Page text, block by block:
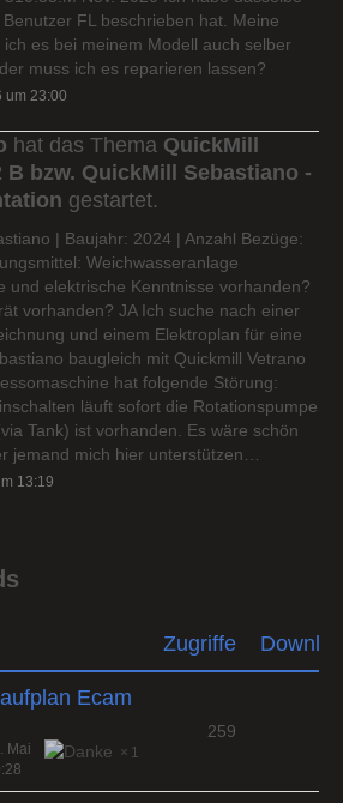
FL beschrieben hat. Meine
es bei meinem Modell auch selber
muss ich es reparieren lassen?
um 23:00
hat das Thema QuickMill
B bzw. QuickMill Sebastiano -
gestartet.
| Baujahr: 2024 | Anzahl Bezüge:
Weichwasseranlage
und elektrische Kenntnisse vorhanden?
vorhanden? JA Ich suche nach einer
und einem Elektroplan für eine
baugleich mit Quickmill Vetrano
hat folgende Störung:
läuft sofort die Rotationspumpe
Tank) ist vorhanden. Es wäre schön
jemand mich hier unterstützen…
13:19
Zugriffe
Ecam
1
Mai
259